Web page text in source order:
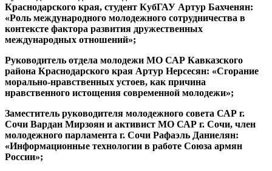
Краснодарского края, студент КубГАУ Артур Бахченян:
«Роль международного молодежного сотрудничества в
контексте фактора развития дружественных
международных отношений»;
Руководитель отдела молодежи МО САР Кавказского
района Краснодарского края Артур Нерсесян: «Сгорание
морально-нравственных устоев, как причина
нравственного истощения современной молодежи»;
Заместитель руководителя молодежного совета САР г.
Сочи Вардан Мирзоян и активист МО САР г. Сочи, член
молодежного парламента г. Сочи Рафаэль Даниелян:
«Информационные технологии в работе Союза армян
России»;